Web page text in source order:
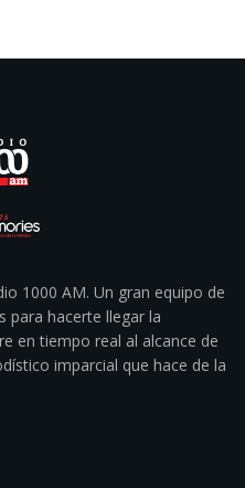
1000 AM. Un gran equipo de
para hacerte llegar la
en tiempo real al alcance de
imparcial que hace de la